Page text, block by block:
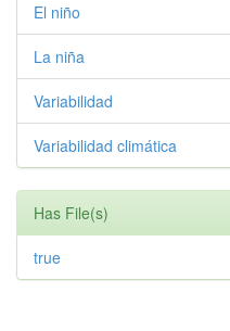
El niño
La niña
Variabilidad
Variabilidad climática
Has File(s)
true